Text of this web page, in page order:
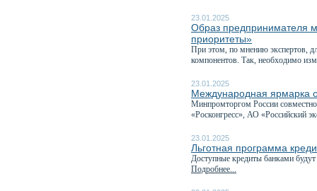
23.01.2025
Образ предпринимателя
приоритеты»
При этом, по мнению экспертов,
компонентов. Так, необходимо
23.01.2025
Международная ярмарка
Минпромторгом России
«Росконгресс», АО «Российский
23.01.2025
Льготная программа
Доступные кредиты банками
Подробнее...